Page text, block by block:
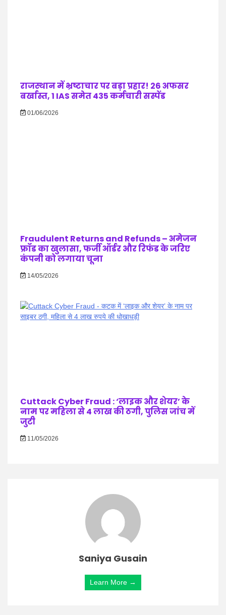
राजस्थान में भ्रष्टाचार पर बड़ा प्रहार! 26 अफसर
बर्खास्त, 1 IAS समेत 435 कर्मचारी सस्पेंड
01/06/2026
Fraudulent Returns and Refunds – अमेजन
फ्रॉड का खुलासा, फर्जी ऑर्डर और रिफंड के जरिए
कंपनी को लगाया चूना
14/05/2026
Cuttack Cyber Fraud : ‘लाइक और शेयर’ के
नाम पर महिला से 4 लाख की ठगी, पुलिस जांच में
जुटी
11/05/2026
Saniya Gusain
Learn More →